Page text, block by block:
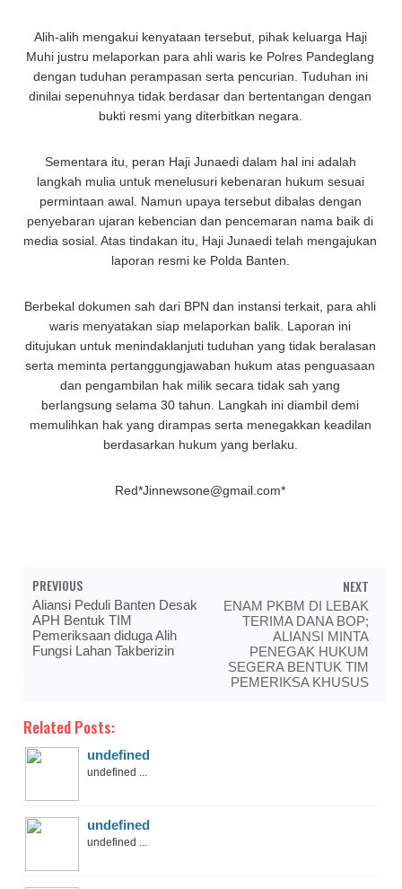
Alih-alih mengakui kenyataan tersebut, pihak keluarga Haji
Muhi justru melaporkan para ahli waris ke Polres Pandeglang
dengan tuduhan perampasan serta pencurian. Tuduhan ini
dinilai sepenuhnya tidak berdasar dan bertentangan dengan
bukti resmi yang diterbitkan negara.
Sementara itu, peran Haji Junaedi dalam hal ini adalah
langkah mulia untuk menelusuri kebenaran hukum sesuai
permintaan awal. Namun upaya tersebut dibalas dengan
penyebaran ujaran kebencian dan pencemaran nama baik di
media sosial. Atas tindakan itu, Haji Junaedi telah mengajukan
laporan resmi ke Polda Banten.
Berbekal dokumen sah dari BPN dan instansi terkait, para ahli
waris menyatakan siap melaporkan balik. Laporan ini
ditujukan untuk menindaklanjuti tuduhan yang tidak beralasan
serta meminta pertanggungjawaban hukum atas penguasaan
dan pengambilan hak milik secara tidak sah yang
berlangsung selama 30 tahun. Langkah ini diambil demi
memulihkan hak yang dirampas serta menegakkan keadilan
berdasarkan hukum yang berlaku.
Red*Jinnewsone@gmail.com*
PREVIOUS
Aliansi Peduli Banten Desak
APH Bentuk TIM
Pemeriksaan diduga Alih
Fungsi Lahan Takberizin
NEXT
ENAM PKBM DI LEBAK
TERIMA DANA BOP;
ALIANSI MINTA
PENEGAK HUKUM
SEGERA BENTUK TIM
PEMERIKSA KHUSUS
Related Posts:
undefined
undefined ...
undefined
undefined ...